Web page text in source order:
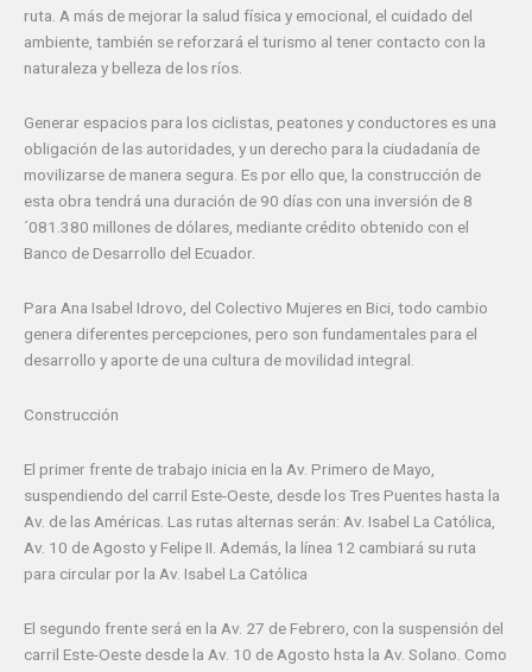
ruta. A más de mejorar la salud física y emocional, el cuidado del
ambiente, también se reforzará el turismo al tener contacto con la
naturaleza y belleza de los ríos.
Generar espacios para los ciclistas, peatones y conductores es una
obligación de las autoridades, y un derecho para la ciudadanía de
movilizarse de manera segura. Es por ello que, la construcción de
esta obra tendrá una duración de 90 días con una inversión de 8
´081.380 millones de dólares, mediante crédito obtenido con el
Banco de Desarrollo del Ecuador.
Para Ana Isabel Idrovo, del Colectivo Mujeres en Bici, todo cambio
genera diferentes percepciones, pero son fundamentales para el
desarrollo y aporte de una cultura de movilidad integral.
Construcción
El primer frente de trabajo inicia en la Av. Primero de Mayo,
suspendiendo del carril Este-Oeste, desde los Tres Puentes hasta la
Av. de las Américas. Las rutas alternas serán: Av. Isabel La Católica,
Av. 10 de Agosto y Felipe II. Además, la línea 12 cambiará su ruta
para circular por la Av. Isabel La Católica
El segundo frente será en la Av. 27 de Febrero, con la suspensión del
carril Este-Oeste desde la Av. 10 de Agosto hsta la Av. Solano. Como